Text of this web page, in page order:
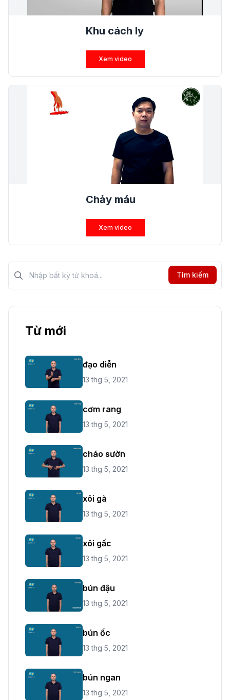
Khu cách ly
Xem video
Chảy máu
Xem video
Tìm kiếm?>
Tìm kiếm
Từ mới
đạo diễn
13 thg 5, 2021
cơm rang
13 thg 5, 2021
cháo sườn
13 thg 5, 2021
xôi gà
13 thg 5, 2021
xôi gấc
13 thg 5, 2021
bún đậu
13 thg 5, 2021
bún ốc
13 thg 5, 2021
bún ngan
13 thg 5, 2021